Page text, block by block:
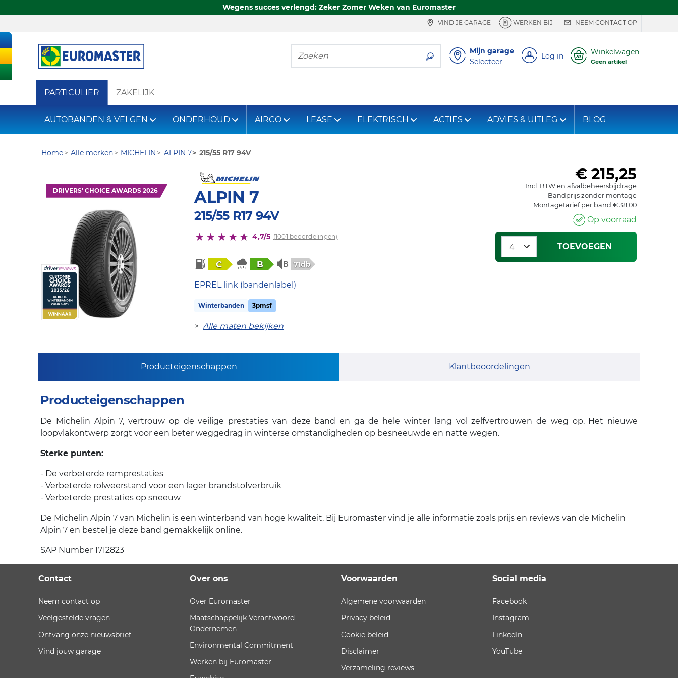
Wegens succes verlengd: Zeker Zomer Weken van Euromaster
VIND JE GARAGE WERKEN BIJ NEEM CONTACT OP
Zoeken
Mijn garage
Selecteer
Log in Winkelwagen
Geen artikel
PARTICULIER ZAKELIJK
AUTOBANDEN & VELGEN ONDERHOUD AIRCO LEASE ELEKTRISCH ACTIES ADVIES & UITLEG BLOG
Home Alle merken MICHELIN ALPIN 7 215/55 R17 94V
DRIVERS' CHOICE AWARDS 2026 ALPIN 7
215/55 R17 94V
4,7/5 (1001 beoordelingen)
C B 71db
EPREL link (bandenlabel)
Winterbanden 3pmsf
>Alle maten bekijken
€ 215,25
Incl. BTW en afvalbeheersbijdrage
Bandprijs zonder montage
Montagetarief per band € 38,00
Op voorraad
TOEVOEGEN
Producteigenschappen Klantbeoordelingen
Producteigenschappen
De Michelin Alpin 7, vertrouw op de veilige prestaties van deze band en ga de hele winter lang vol zelfvertrouwen de weg op. Het nieuwe
loopvlakontwerp zorgt voor een beter weggedrag in winterse omstandigheden op besneeuwde en natte wegen.
Sterke punten:
- De verbeterde remprestaties
- Verbeterde rolweerstand voor een lager brandstofverbruik
- Verbeterde prestaties op sneeuw
De Michelin Alpin 7 van Michelin is een winterband van hoge kwaliteit. Bij Euromaster vind je alle informatie zoals prijs en reviews van de Michelin
Alpin 7 en bestel je deze band gemakkelijk online.
SAP Number 1712823
Contact
Neem contact op
Veelgestelde vragen
Ontvang onze nieuwsbrief
Vind jouw garage
Over ons
Over Euromaster
Maatschappelijk Verantwoord
Ondernemen
Environmental Commitment
Werken bij Euromaster
Voorwaarden
Algemene voorwaarden
Privacy beleid
Cookie beleid
Disclaimer
Verzameling reviews
Social media
Facebook
Instagram
LinkedIn
YouTube